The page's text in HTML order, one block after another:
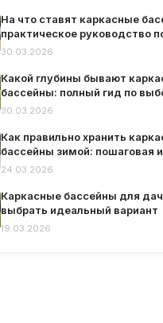
На что ставят каркасные
практическое руководство
подготовке основания
30.03.2026
Какой глубины бывают
бассейны: полный гид по
30.03.2026
Как правильно хранить
бассейны зимой: пошаговая
рекомендации
24.03.2026
Каркасные бассейны для
выбрать идеальный вариант
19.03.2026